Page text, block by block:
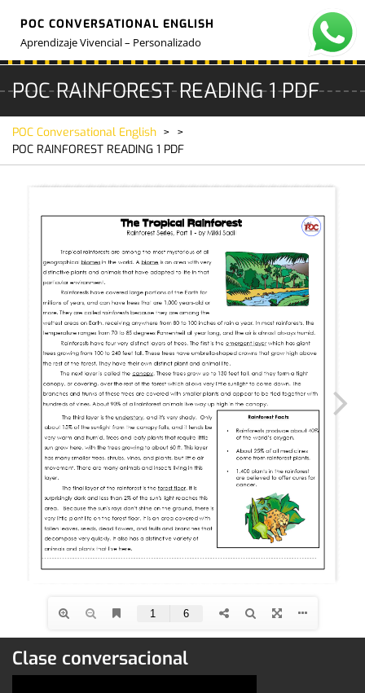
content
POC CONVERSATIONAL ENGLISH
Aprendizaje Vivencial – Personalizado
POC RAINFOREST READING 1 PDF
POC Conversational English > >
POC RAINFOREST READING 1 PDF
Clase conversacional